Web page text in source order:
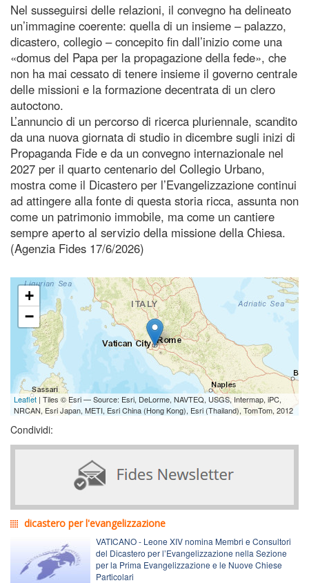
Nel susseguirsi delle relazioni, il convegno ha delineato
un’immagine coerente: quella di un insieme – palazzo,
dicastero, collegio – concepito fin dall’inizio come una
«domus del Papa per la propagazione della fede», che
non ha mai cessato di tenere insieme il governo centrale
delle missioni e la formazione decentrata di un clero
autoctono.
L’annuncio di un percorso di ricerca pluriennale, scandito
da una nuova giornata di studio in dicembre sugli inizi di
Propaganda Fide e da un convegno internazionale nel
2027 per il quarto centenario del Collegio Urbano,
mostra come il Dicastero per l’Evangelizzazione continui
ad attingere alla fonte di questa storia ricca, assunta non
come un patrimonio immobile, ma come un cantiere
sempre aperto al servizio della missione della Chiesa.
(Agenzia Fides 17/6/2026)
+
−
Leaflet | Tiles © Esri — Source: Esri, DeLorme, NAVTEQ, USGS, Intermap, iPC,
NRCAN, Esri Japan, METI, Esri China (Hong Kong), Esri (Thailand), TomTom, 2012
Condividi:
dicastero per l'evangelizzazione
VATICANO - Leone XIV nomina Membri e Consultori
del Dicastero per l’Evangelizzazione nella Sezione
per la Prima Evangelizzazione e le Nuove Chiese
Particolari